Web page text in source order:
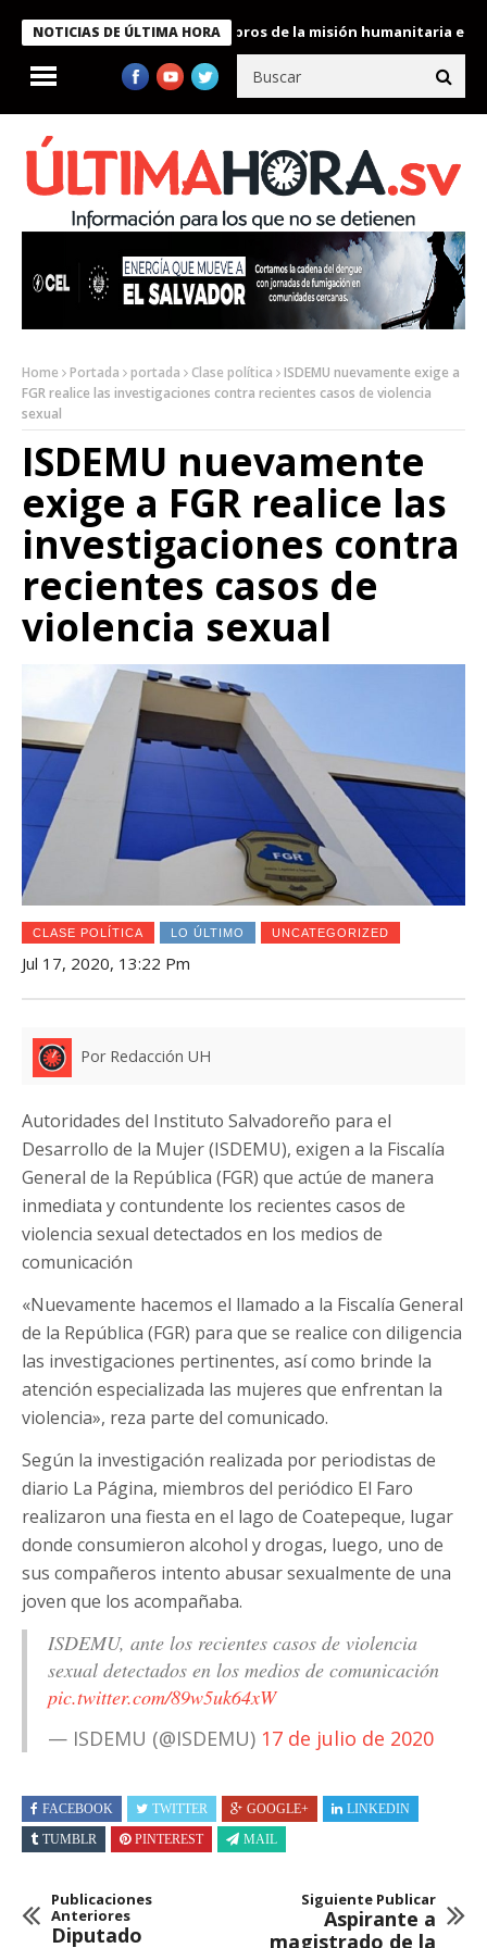
NOTICIAS DE ÚLTIMA HORA
Bukele condecora a miembros de la misión humanitaria enviada
Home Portada portada Clase política
ISDEMU nuevamente exige a
FGR realice las investigaciones contra recientes casos de violencia
sexual
ISDEMU nuevamente
exige a FGR realice las
investigaciones contra
recientes casos de
violencia sexual
CLASE POLÍTICA LO ÚLTIMO UNCATEGORIZED
Jul 17, 2020, 13:22 Pm
Por Redacción UH
Autoridades del Instituto Salvadoreño para el
Desarrollo de la Mujer (ISDEMU), exigen a la Fiscalía
General de la República (FGR) que actúe de manera
inmediata y contundente los recientes casos de
violencia sexual detectados en los medios de
comunicación
«Nuevamente hacemos el llamado a la Fiscalía General
de la República (FGR) para que se realice con diligencia
las investigaciones pertinentes, así como brinde la
atención especializada las mujeres que enfrentan la
violencia», reza parte del comunicado.
Según la investigación realizada por periodistas de
diario La Página, miembros del periódico El Faro
realizaron una fiesta en el lago de Coatepeque, lugar
donde consumieron alcohol y drogas, luego, uno de
sus compañeros intento abusar sexualmente de una
joven que los acompañaba.
ISDEMU, ante los recientes casos de violencia
sexual detectados en los medios de comunicación
pic.twitter.com/89w5uk64xW
— ISDEMU (@ISDEMU) 17 de julio de 2020
FACEBOOK TWITTER GOOGLE+
LINKEDIN
TUMBLR
PINTEREST MAIL
Publicaciones
Anteriores
Diputado
Siguiente Publicar
Aspirante a
magistrado de la